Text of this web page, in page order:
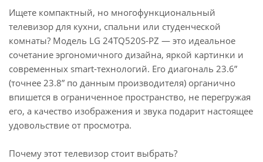
Ищете компактный, но многофункциональный
телевизор для кухни, спальни или студенческой
комнаты? Модель LG 24TQ520S-PZ — это идеальное
сочетание эргономичного дизайна, яркой картинки и
современных smart-технологий. Его диагональ 23.6”
(точнее 23.8” по данным производителя) органично
впишется в ограниченное пространство, не перегружая
его, а качество изображения и звука подарит настоящее
удовольствие от просмотра.
Почему этот телевизор стоит выбрать?